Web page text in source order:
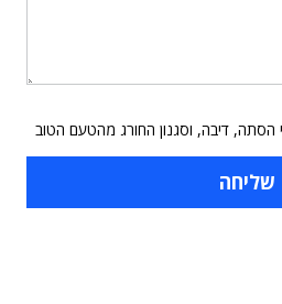
הסתה, דיבה, וסגנון החורג מהטעם הטוב